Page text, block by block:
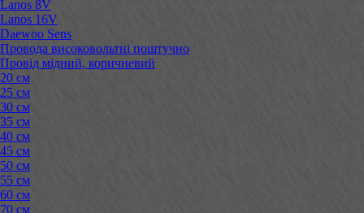
Lanos 8V
Lanos 16V
Daewoo Sens
Провода високовольтні поштучно
Провід мідний, коричневий
20 см
25 см
30 см
35 см
40 см
45 см
50 см
55 см
60 см
70 см